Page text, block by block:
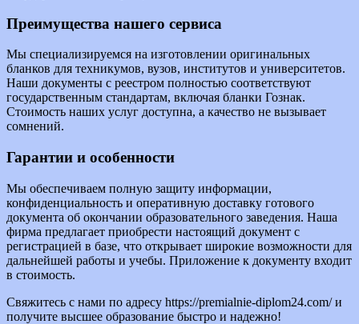
Преимущества нашего сервиса
Мы специализируемся на изготовлении оригинальных
бланков для техникумов, вузов, институтов и университетов.
Наши документы с реестром полностью соответствуют
государственным стандартам, включая бланки Гознак.
Стоимость наших услуг доступна, а качество не вызывает
сомнений.
Гарантии и особенности
Мы обеспечиваем полную защиту информации,
конфиденциальность и оперативную доставку готового
документа об окончании образовательного заведения. Наша
фирма предлагает приобрести настоящий документ с
регистрацией в базе, что открывает широкие возможности для
дальнейшей работы и учебы. Приложение к документу входит
в стоимость.
Свяжитесь с нами по адресу https://premialnie-diplom24.com/ и
получите высшее образование быстро и надежно!